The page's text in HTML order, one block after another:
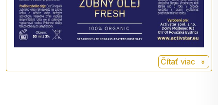
zvyšuje prekrvenie
a utišuje bolesti.
Caprylic/Capric Triglyceride
Čítať viac